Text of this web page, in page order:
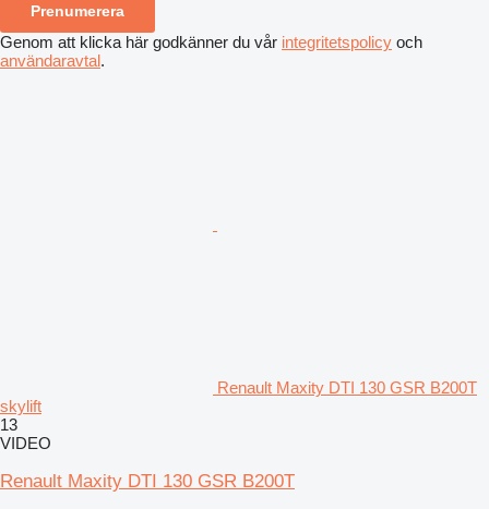
Prenumerera
Genom att klicka här godkänner du vår integritetspolicy och
användaravtal.
Renault Maxity DTI 130 GSR B200T
skylift
13
VIDEO
Renault Maxity DTI 130 GSR B200T